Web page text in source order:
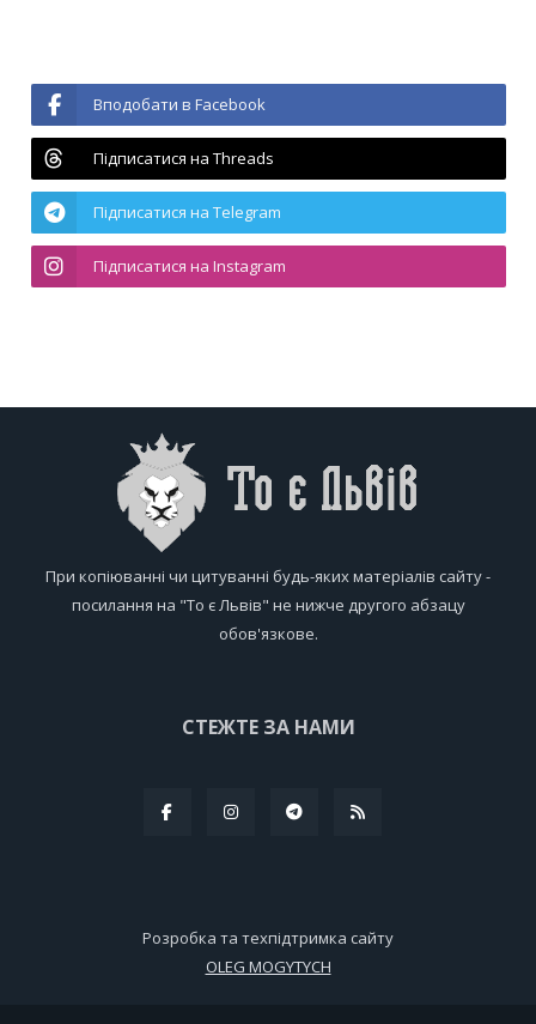
Вподобати в Facebook
Підписатися на Threads
Підписатися на Telegram
Підписатися на Instagram
При копіюванні чи цитуванні будь-яких матеріалів сайту -
посилання на "То є Львів" не нижче другого абзацу
обов'язкове.
СТЕЖТЕ ЗА НАМИ
Розробка та техпідтримка сайту
OLEG MOGYTYCH